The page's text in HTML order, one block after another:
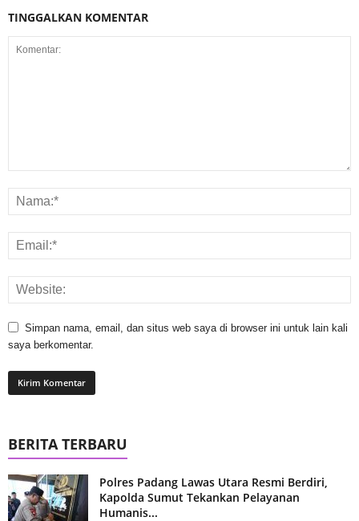
TINGGALKAN KOMENTAR
Simpan nama, email, dan situs web saya di browser ini untuk lain kali
saya berkomentar.
BERITA TERBARU
Polres Padang Lawas Utara Resmi Berdiri,
Kapolda Sumut Tekankan Pelayanan
Humanis...